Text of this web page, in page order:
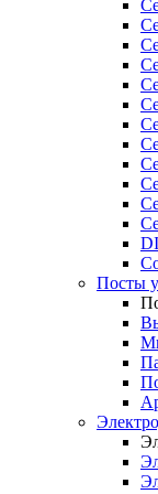
Посты